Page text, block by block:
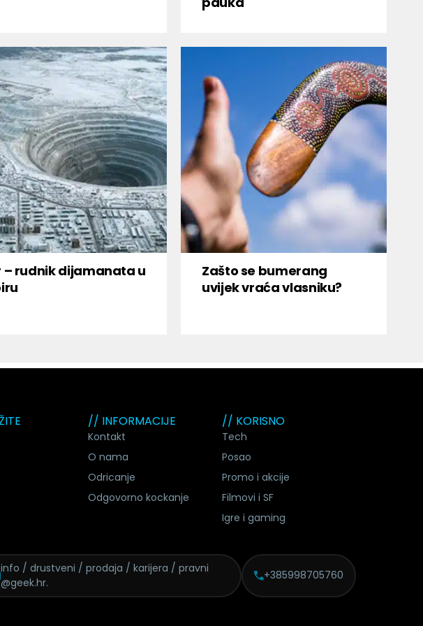
– rudnik dijamanata u
Zašto se bumerang
uvijek vraća vlasniku?
// INFORMACIJE
Kontakt
O nama
Odricanje
Odgovorno kockanje
// KORISNO
Tech
Posao
Promo i akcije
Filmovi i SF
Igre i gaming
info / drustveni / prodaja / karijera / pravni
@geek.hr.
+385998705760